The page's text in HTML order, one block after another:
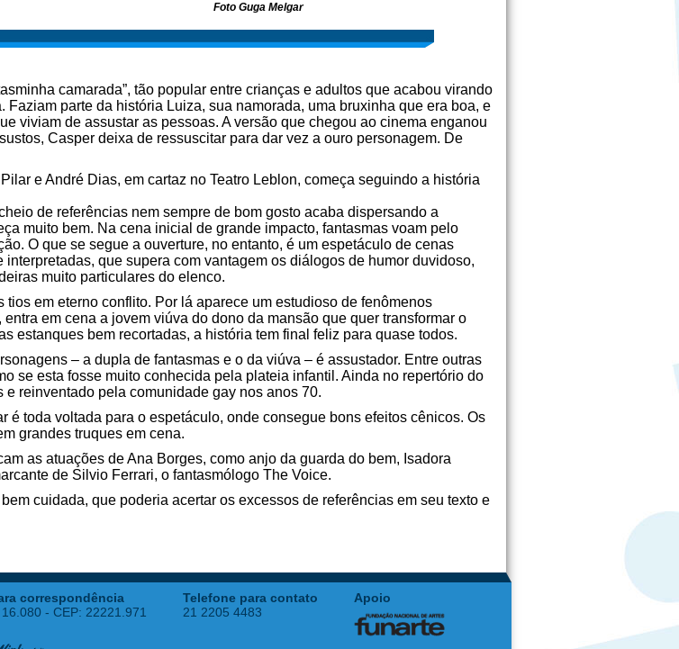
Foto Guga Melgar
camarada”, tão popular entre crianças e adultos que acabou virando
parte da história Luiza, sua namorada, uma bruxinha que era boa, e
viviam de assustar as pessoas. A versão que chegou ao cinema enganou
Casper deixa de ressuscitar para dar vez a ouro personagem. De
e André Dias, em cartaz no Teatro Leblon, começa seguindo a história
de referências nem sempre de bom gosto acaba dispersando a
muito bem. Na cena inicial de grande impacto, fantasmas voam pelo
O que se segue a ouverture, no entanto, é um espetáculo de cenas
que supera com vantagem os diálogos de humor duvidoso,
muito particulares do elenco.
em eterno conflito. Por lá aparece um estudioso de fenômenos
em cena a jovem viúva do dono da mansão que quer transformar o
estanques bem recortadas, a história tem final feliz para quase todos.
– a dupla de fantasmas e o da viúva – é assustador. Entre outras
se esta fosse muito conhecida pela plateia infantil. Ainda no repertório do
reinventado pela comunidade gay nos anos 70.
é toda voltada para o espetáculo, onde consegue bons efeitos cênicos. Os
grandes truques em cena.
as atuações de Ana Borges, como anjo da guarda do bem, Isadora
de Silvio Ferrari, o fantasmólogo The Voice.
cuidada, que poderia acertar os excessos de referências em seu texto e
correspondência
- CEP: 22221.971
Telefone para contato
21 2205 4483
Apoio